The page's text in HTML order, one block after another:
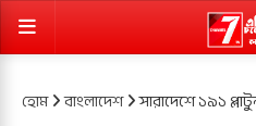
হোম বাংলাদেশ সারাদেশে ১৯১